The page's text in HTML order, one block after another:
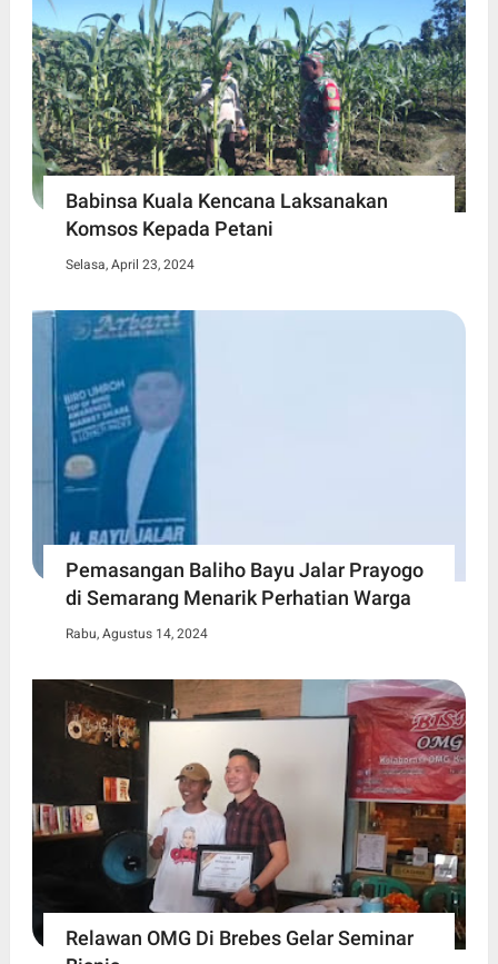
Babinsa Kuala Kencana Laksanakan
Komsos Kepada Petani
Selasa, April 23, 2024
Pemasangan Baliho Bayu Jalar Prayogo
di Semarang Menarik Perhatian Warga
Rabu, Agustus 14, 2024
Relawan OMG Di Brebes Gelar Seminar